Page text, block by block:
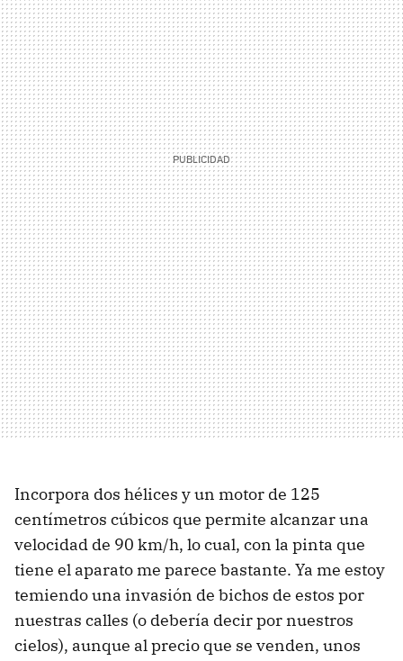
Incorpora dos hélices y un motor de 125
centímetros cúbicos que permite alcanzar una
velocidad de 90 km/h, lo cual, con la pinta que
tiene el aparato me parece bastante. Ya me estoy
temiendo una invasión de bichos de estos por
nuestras calles (o debería decir por nuestros
cielos), aunque al precio que se venden, unos